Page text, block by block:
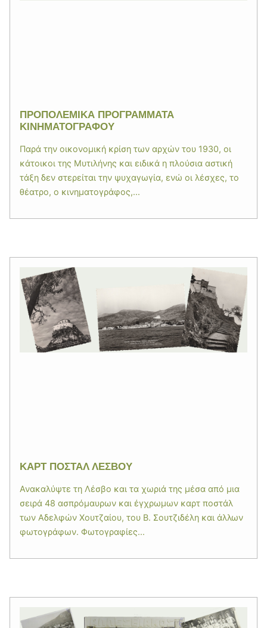
ΠΡΟΠΟΛΕΜΙΚΑ ΠΡΟΓΡΑΜΜΑΤΑ
ΚΙΝΗΜΑΤΟΓΡΑΦΟΥ
Παρά την οικονομική κρίση των αρχών του 1930, οι
κάτοικοι της Μυτιλήνης και ειδικά η πλούσια αστική
τάξη δεν στερείται την ψυχαγωγία, ενώ οι λέσχες, το
θέατρο, ο κινηματογράφος,...
ΚΑΡΤ ΠΟΣΤΑΛ ΛΕΣΒΟΥ
Ανακαλύψτε τη Λέσβο και τα χωριά της μέσα από μια
σειρά 48 ασπρόμαυρων και έγχρωμων καρτ ποστάλ
των Αδελφών Χουτζαίου, του Β. Σουτζιδέλη και άλλων
φωτογράφων. Φωτογραφίες...